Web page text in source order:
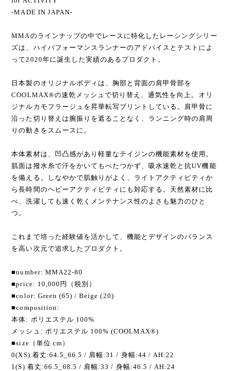
-MADE IN JAPAN-
MMAのラインナップの中でレースに特化したレーシングシリー
ズは、ハイパフォーマンスランナーのアドバイスとテストによ
って2020年に誕生した実績のあるプロダクト。
日本製のオリジナルボディは、胸部と背面の肩甲骨部を
COOLMAX®の速乾メッシュで切り替え、通気性を向上。オリ
ジナルカモフラージュを昇華転写プリントしている。肩甲骨に
沿った切り替えは腕振りを遮ることなく、ランニング時の肩周
りの動きをスムースに。
本体素材は、凹凸感があり軽量なテイジンの機能素材を使用。
肌面は撥水糸で汗をかいてもべたつかず、吸水速乾と抗UV機能
を備える。しなやかで肌触りがよく、ライトアクティビティか
ら長時間のヘビーアクティビティにも対応する。天然素材に比
べ、洗濯しても速く乾くメンテナンス性のよさも魅力のひと
つ。
これまで培った経験値を活かして、機能とデザインのバランス
を高い次元で追求したプロダクト。
■number: MMA22-80
■price: 10,000円（税別）
■color: Green (65) / Beige (20)
■composition:
本体: ポリエステル 100%
メッシュ: ポリエステル 100% (COOLMAX®)
■size（単位 cm）
0(XS) 着丈:64.5_66.5 / 肩幅:31 / 身幅:44 / AH:22
1(S) 着丈:66.5_68.5 / 肩幅:33 / 身幅:46.5 / AH:24